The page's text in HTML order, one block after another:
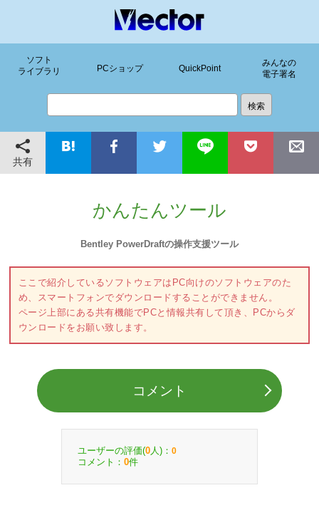
ソフト
ライブラリ
PCショップ QuickPoint
みんなの
電子署名
共有
かんたんツール
Bentley PowerDraftの操作支援ツール
ここで紹介しているソフトウェアはPC向けのソフトウェアのた
め、スマートフォンでダウンロードすることができません。
ページ上部にある共有機能でPCと情報共有して頂き、PCからダ
ウンロードをお願い致します。
コメント
ユーザーの評価(0 人)： 0
コメント： 0件